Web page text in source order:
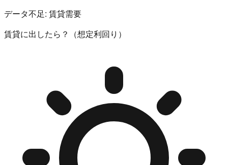
データ不足: 賃貸需要
賃貸に出したら？（想定利回り）